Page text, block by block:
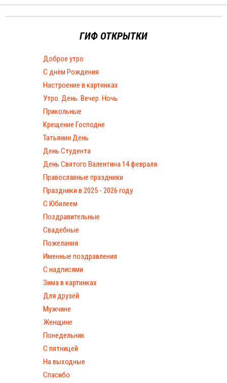
ГИФ ОТКРЫТКИ
Доброе утро
С днём Рождения
Настроение в картинках
Утро. День. Вечер. Ночь
Прикольные
Крещение Господне
Татьянин День
День Студента
День Святого Валентина 14 февраля
Православные праздники
Праздники в 2025 - 2026 году
С Юбилеем
Поздравительные
Свадебные
Пожелания
Именные поздравления
С надписями
Зима в картинках
Для друзей
Мужчине
Женщине
Понедельник
С пятницей
На выходные
Спасибо